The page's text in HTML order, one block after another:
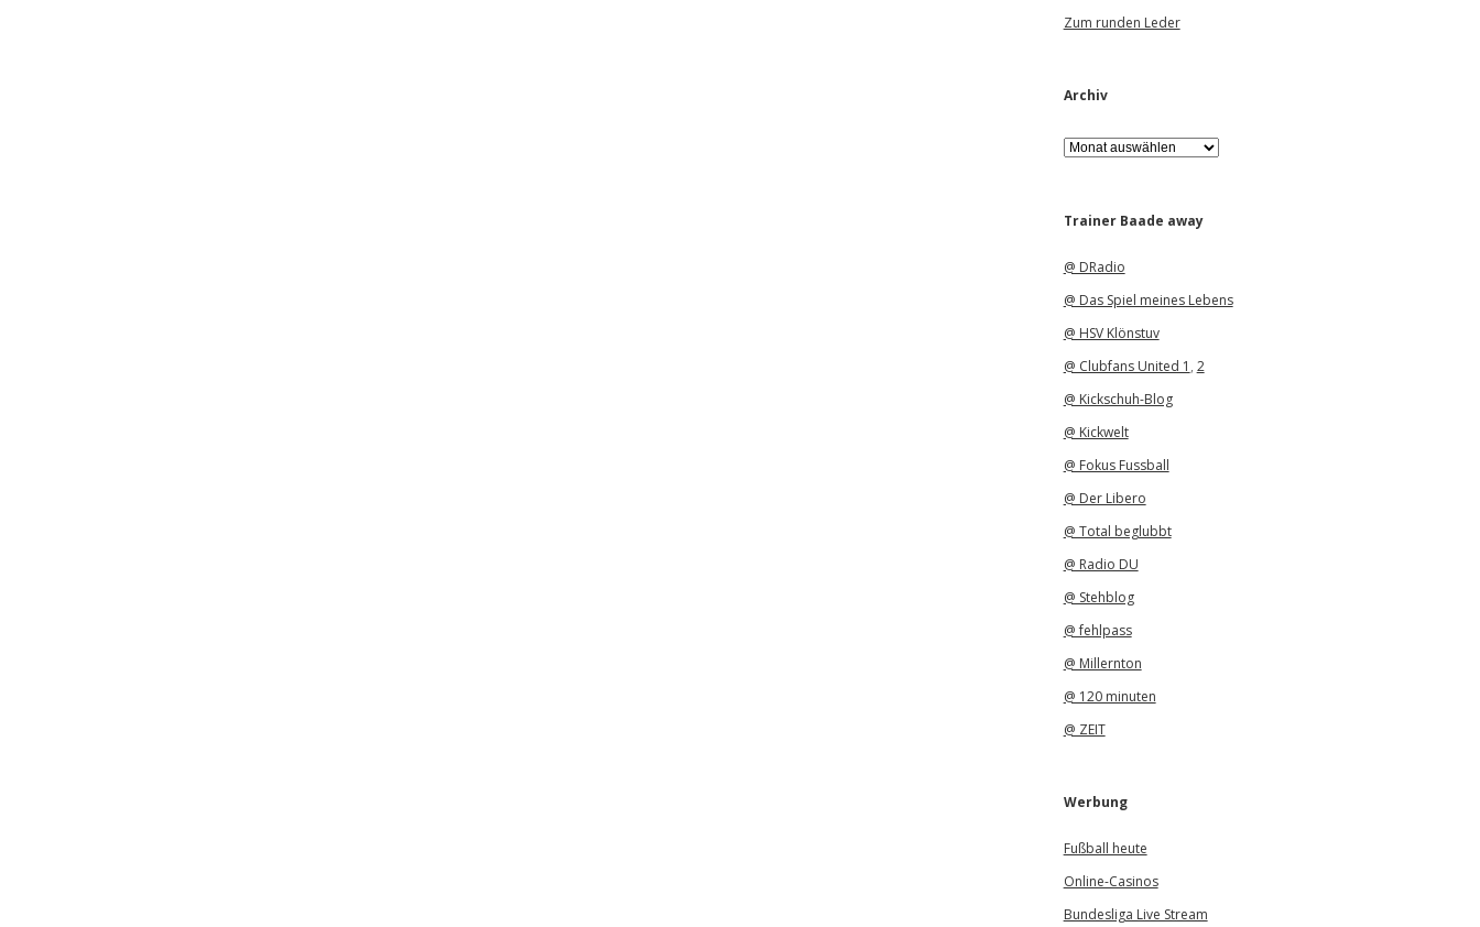
Zum runden Leder
Archiv
A
r
iTrainer Baade away
@ DRadio
@ Das Spiel meines Lebens
@ HSV Klönstuv
@ Clubfans United 1 , 2
@ Kickschuh-Blog
@ Kickwelt
@ Fokus Fussball
@ Der Libero
@ Total beglubbt
@ Radio DU
@ Stehblog
@ fehlpass
@ Millernton
@ 120 minuten
@ ZEIT
Werbung
Fußball heute
Online-Casinos
Bundesliga Live Stream